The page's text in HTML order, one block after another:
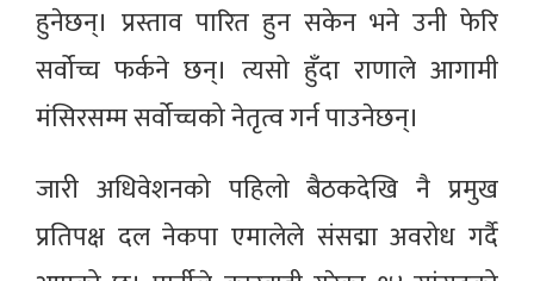
हुनेछन्। प्रस्ताव पारित हुन सकेन भने उनी फेरि
सर्वोच्च फर्कने छन्। त्यसो हुँदा राणाले आगामी
मंसिरसम्म सर्वोच्चको नेतृत्व गर्न पाउनेछन्।
जारी अधिवेशनको पहिलो बैठकदेखि नै प्रमुख
प्रतिपक्ष दल नेकपा एमालेले संसद्मा अवरोध गर्दै